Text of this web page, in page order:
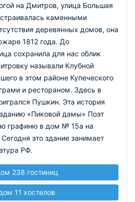
на Дмитров, улица Большая
каменными
деревянных домов, она
1812 года. До
сохранила для нас облик
называли Клубной
в этом районе Купеческого
и рестораном. Здесь в
Пушкин. Эта история
«Пиковой дамы» Поэт
графиню в дом № 15а на
это здание занимает
РФ.
238 гостиниц
11 хостелов